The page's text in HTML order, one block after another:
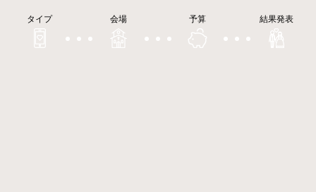
タイプ 会場 予算 結果発表